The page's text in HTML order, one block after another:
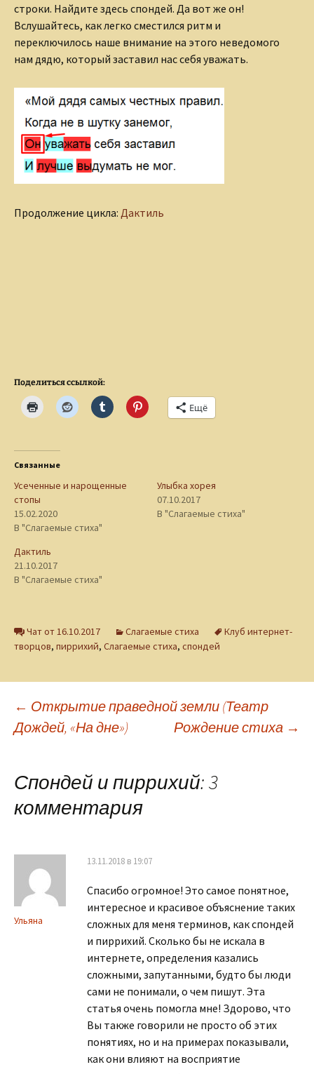
строки. Найдите здесь спондей. Да вот же он!
Вслушайтесь, как легко сместился ритм и
переключилось наше внимание на этого неведомого
нам дядю, который заставил нас себя уважать.
Продолжение цикла: Дактиль
Поделиться ссылкой:
Ещё
Связанные
Усеченные и нарощенные
стопы
15.02.2020
В "Слагаемые стиха"
Улыбка хорея
07.10.2017
В "Слагаемые стиха"
Дактиль
21.10.2017
В "Слагаемые стиха"
Чат от 16.10.2017 Слагаемые стиха
Клуб интернет-
творцов, пиррихий, Слагаемые стиха, спондей
Навигация
записям
← Открытие праведной земли (Театр
Дождей, «На дне»)
Рождение стиха →
Спондей и пиррихий: 3
комментария
Ульяна
13.11.2018 в 19:07
Спасибо огромное! Это самое понятное,
интересное и красивое объяснение таких
сложных для меня терминов, как спондей
и пиррихий. Сколько бы не искала в
интернете, определения казались
сложными, запутанными, будто бы люди
сами не понимали, о чем пишут. Эта
статья очень помогла мне! Здорово, что
Вы также говорили не просто об этих
понятиях, но и на примерах показывали,
как они влияют на восприятие